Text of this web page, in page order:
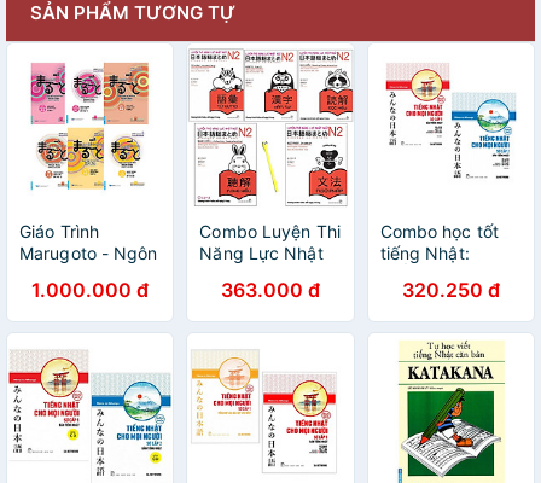
SẢN PHẨM TƯƠNG TỰ
Giáo Trình
Marugoto - Ngôn
Nhật Bản (Bộ 6
Quyển)
1.000.000 đ
Combo Luyện Thi
Năng Lực Nhật
Từ Vựng, Ngữ
Pháp, Hán Tự,
Đọc Hiểu, Nghe
Hiểu (Kèm MP3)
(Tặng Kèm Bút)
363.000 đ
Combo học tốt
tiếng Nhật:
CHO MỌI NGƯỜI
- SƠ CẤP 1 -
BẢN TIẾNG
NHẬT (Bản Mới)
+ TIẾNG NHẬT
CHO MỌI NGƯỜI
- SƠ CẤP 2 -
BẢN TIẾNG
NHẬT
320.250 đ